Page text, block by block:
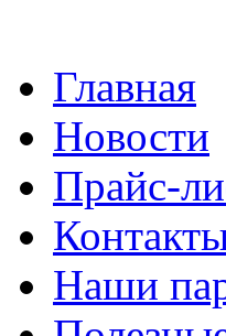
Главная
Новости
Прайс-
Наши